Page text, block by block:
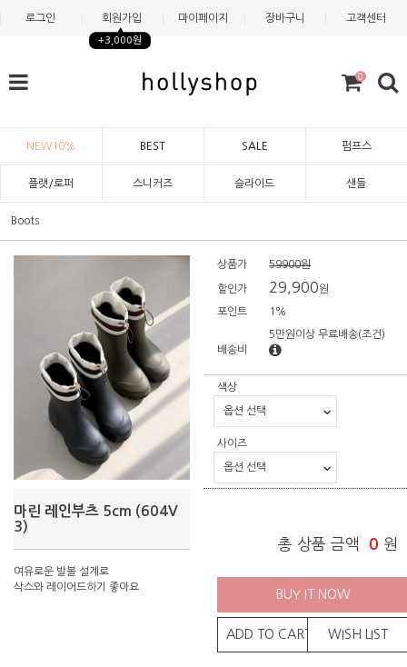
로그인 회원가입
+3,000원
마이페이지 장바구니 고객센터
0
NEW10% BEST SALE 펌프스
플랫/로퍼 스니커즈 슬라이드 샌들
Boots
마린 레인부츠 5cm (604V
3)
여유로운 발볼 설계로
삭스와 레이어드하기 좋아요
상품가 59900원
할인가 29,900원
포인트 1%
배송비
5만원이상 무료배송(조건)
색상
사이즈
총 상품 금액 0 원
BUY IT NOW
ADD TO CART WISH LIST